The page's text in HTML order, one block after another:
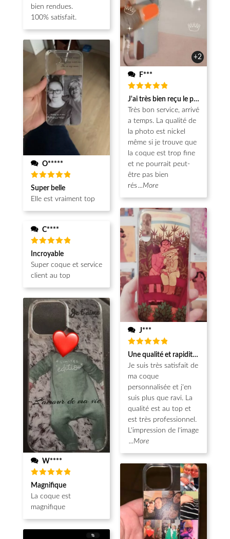
bien rendues.
100% satisfait.
O*****
Note 5
sur 5
Super belle
Elle est vraiment top
C****
Note5
sur 5
Incroyable
Super coque et service
client au top
W****
Note5
sur 5
Magnifique
La coque est
magnifique
+2
F***
Note5
sur 5
J'ai très bien reçu le produit.
Très bon service, arrivé
a temps. La qualité de
la photo est nickel
même si je trouve que
la coque est trop fine
et ne pourrait peut-
être pas bien
rés...More
J***
Note5
sur 5
Une qualité et rapidité au top!
Je suis très satisfait de
ma coque
personnalisée et j'en
suis plus que ravi. La
qualité est au top et
est très professionnel.
L'impression de l'image
...More